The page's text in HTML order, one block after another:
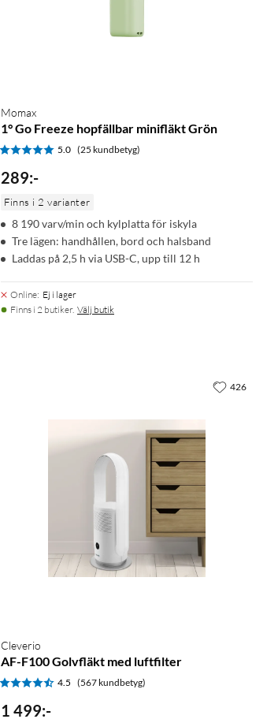
Momax
1° Go Freeze hopfällbar minifläkt Grön
5.0 (25 kundbetyg)
289:-
Finns i 2 varianter
8 190 varv/min och kylplatta för iskyla
Tre lägen: handhållen, bord och halsband
Laddas på 2,5 h via USB-C, upp till 12 h
Online: Ej i lager
Finns i 2 butiker. Välj butik
Cleverio
AF-F100 Golvfläkt med luftfilter
4.5 (567 kundbetyg)
1 499:-
426